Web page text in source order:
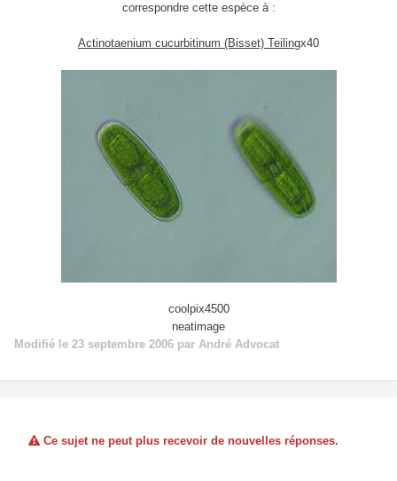
correspondre cette espèce à :
Actinotaenium cucurbitinum (Bisset) Teilingx40
coolpix4500
neatimage
Modifié le 23 septembre 2006 par André Advocat
Ce sujet ne peut plus recevoir de nouvelles réponses.